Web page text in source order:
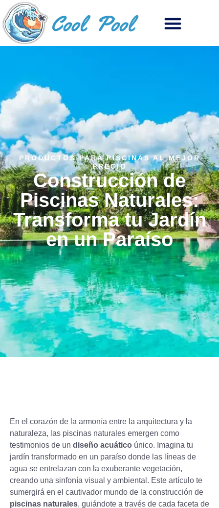
PRODUCTOS PARA PISCINAS AL MEJOR
PRECIO
Construcción de
Piscinas Naturales:
Transforma tu Jardín
en un Paraíso
En el corazón de la armonía entre la arquitectura y la
naturaleza, las piscinas naturales emergen como
testimonios de un diseño acuático único. Imagina tu
jardín transformado en un paraíso donde las líneas de
agua se entrelazan con la exuberante vegetación,
creando una sinfonía visual y ambiental. Este artículo te
sumergirá en el cautivador mundo de la construcción de
piscinas naturales, guiándote a través de cada faceta de